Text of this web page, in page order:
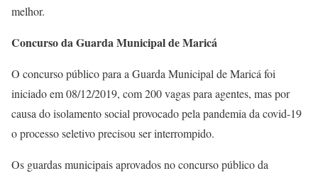
melhor.
Concurso da Guarda Municipal de Maricá
O concurso público para a Guarda Municipal de Maricá foi
iniciado em 08/12/2019, com 200 vagas para agentes, mas por
causa do isolamento social provocado pela pandemia da covid-19
o processo seletivo precisou ser interrompido.
Os guardas municipais aprovados no concurso público da